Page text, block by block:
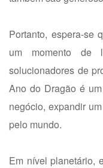
Portanto, espera-se
um momento de
solucionadores de
Ano do Dragão é
negócio, expandir
pelo mundo.
Em nível planetário,